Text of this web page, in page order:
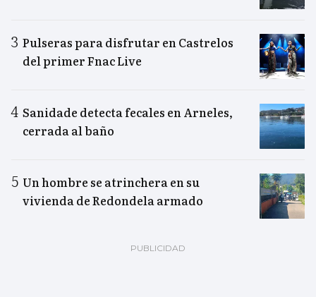
Pulseras para disfrutar en Castrelos
del primer Fnac Live
Sanidade detecta fecales en Arneles,
cerrada al baño
Un hombre se atrinchera en su
vivienda de Redondela armado